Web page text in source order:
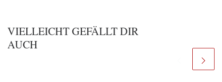
VIELLEICHT GEFÄLLT DIR
AUCH